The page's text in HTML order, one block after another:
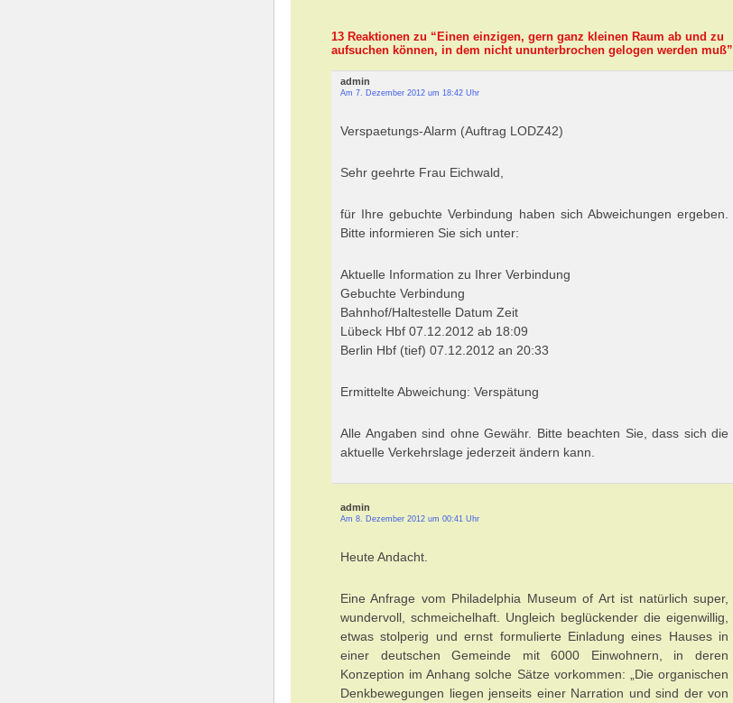
13 Reaktionen zu “Einen einzigen, gern ganz kleinen Raum ab und zu
aufsuchen können, in dem nicht ununterbrochen gelogen werden muß”
admin
Am 7. Dezember 2012 um 18:42 Uhr
Verspaetungs-Alarm (Auftrag LODZ42)
Sehr geehrte Frau Eichwald,
für Ihre gebuchte Verbindung haben sich Abweichungen ergeben.
Bitte informieren Sie sich unter:
Aktuelle Information zu Ihrer Verbindung
Gebuchte Verbindung
Bahnhof/Haltestelle Datum Zeit
Lübeck Hbf 07.12.2012 ab 18:09
Berlin Hbf (tief) 07.12.2012 an 20:33
Ermittelte Abweichung: Verspätung
Alle Angaben sind ohne Gewähr. Bitte beachten Sie, dass sich die
aktuelle Verkehrslage jederzeit ändern kann.
admin
Am 8. Dezember 2012 um 00:41 Uhr
Heute Andacht.
Eine Anfrage vom Philadelphia Museum of Art ist natürlich super,
wundervoll, schmeichelhaft. Ungleich beglückender die eigenwillig,
etwas stolperig und ernst formulierte Einladung eines Hauses in
einer deutschen Gemeinde mit 6000 Einwohnern, in deren
Konzeption im Anhang solche Sätze vorkommen: „Die organischen
Denkbewegungen liegen jenseits einer Narration und sind der von